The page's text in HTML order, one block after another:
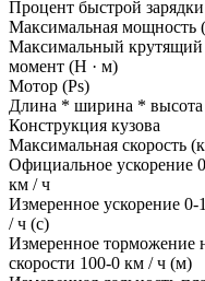
Процент быстрой зарядки
Максимальная мощность
Максимальный крутящий
момент (Н · м)
Мотор (Ps)
Длина * ширина *
Конструкция кузова
Максимальная скорость
Официальное ускорение
км / ч
Измеренное ускорение 0-
/ ч (с)
Измеренное торможение
скорости 100-0 км / ч (м)